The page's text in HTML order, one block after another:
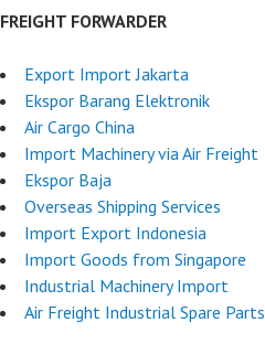
FREIGHT FORWARDER
Export Import Jakarta
Ekspor Barang Elektronik
Air Cargo China
Import Machinery via Air Freight
Ekspor Baja
Overseas Shipping Services
Import Export Indonesia
Import Goods from Singapore
Industrial Machinery Import
Air Freight Industrial Spare Parts